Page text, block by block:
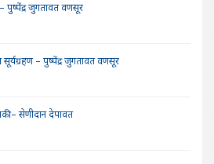
पुष्पेंद्र जुगतावत वणसूर
– पुष्पेंद्र जुगतावत वणसूर
– सेणीदान देपावत